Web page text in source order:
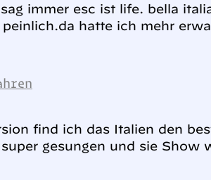
immer esc ist life. bella
hatte ich mehr
find ich das Italien den
gesungen und sie Show